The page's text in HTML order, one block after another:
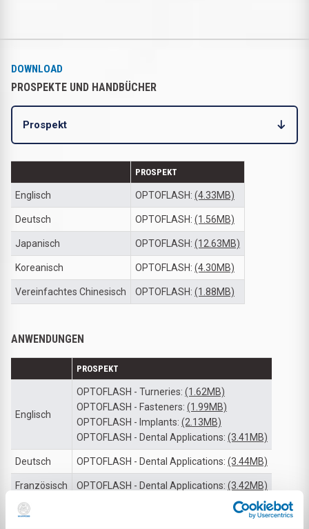
DOWNLOAD
PROSPEKTE UND HANDBÜCHER
Prospekt
PROSPEKT
Englisch OPTOFLASH: (4.33MB)
Deutsch OPTOFLASH: (1.56MB)
Japanisch OPTOFLASH: (12.63MB)
Koreanisch OPTOFLASH: (4.30MB)
Vereinfachtes Chinesisch OPTOFLASH: (1.88MB)
ANWENDUNGEN
PROSPEKT
Englisch
OPTOFLASH - Turneries: (1.62MB)
OPTOFLASH - Fasteners: (1.99MB)
OPTOFLASH - Implants: (2.13MB)
OPTOFLASH - Dental Applications: (3.41MB)
Deutsch OPTOFLASH - Dental Applications: (3.44MB)
Französisch OPTOFLASH - Dental Applications: (3.42MB)
Koreanisch (3.88MB)